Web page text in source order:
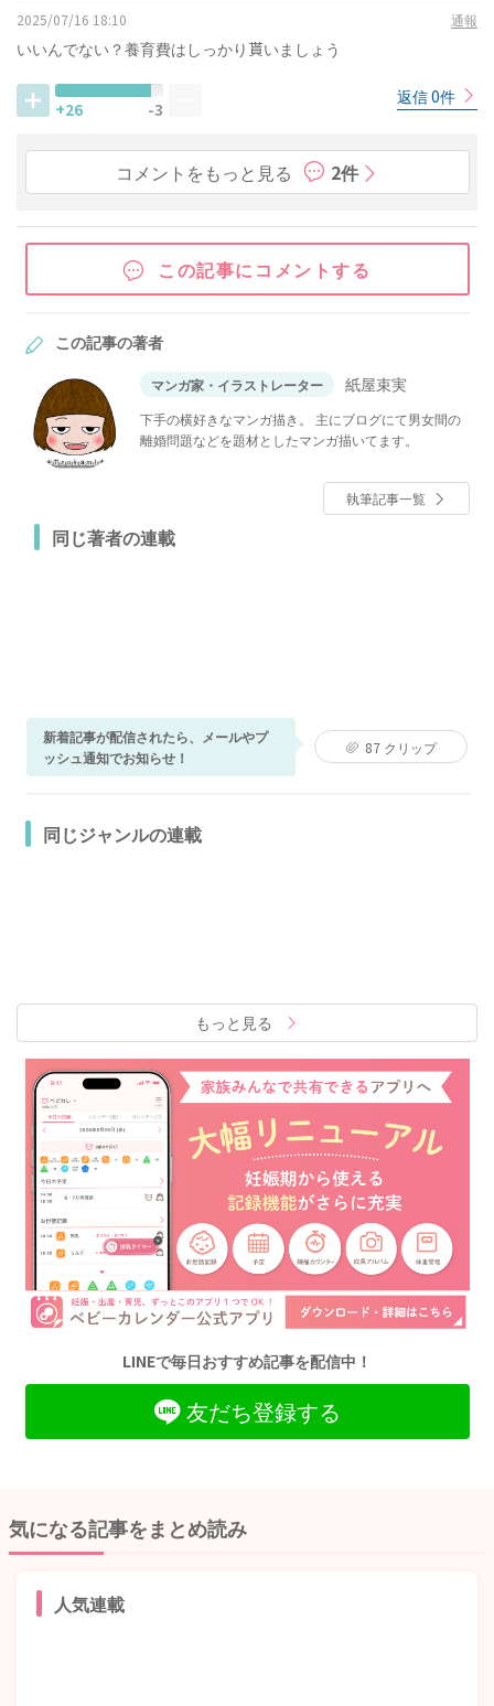
2025/07/16 18:10 通報
いいんでない？養育費はしっかり貰いましょう
+26 -3
返信 0件
コメントをもっと見る 2件
この記事にコメントする
この記事の著者
マンガ家・イラストレーター 紙屋束実
下手の横好きなマンガ描き。 主にブログにて男女間の
離婚問題などを題材としたマンガ描いてます。
執筆記事一覧
同じ著者の連載
新着記事が配信されたら、メールやプ
ッシュ通知でお知らせ！
87クリップ
同じジャンルの連載
もっと見る
LINEで毎日おすすめ記事を配信中！
友だち登録する
気になる記事をまとめ読み
人気連載